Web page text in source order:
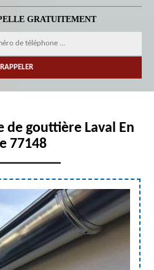
GRATUITEMENT
de gouttière Laval En
77148